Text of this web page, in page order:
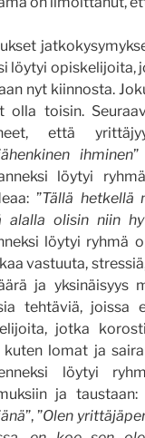
löytyi opiskelijoita,
nyt kiinnosta.
olla toisin.
että
ihminen
löytyi
”Tällä hetkellä
alalla olisin niin
löytyi ryhmä
vastuuta,
ja yksinäisyys
tehtäviä, joissa
jotka
kuten lomat ja
löytyi
ja taustaan:
”, ”Olen